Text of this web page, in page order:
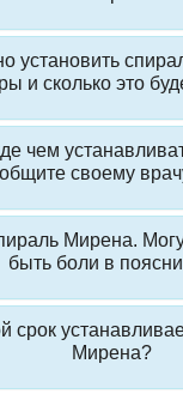
установить
и сколько это
чем
своему
Мирена.
быть боли в
срок
Мирена?